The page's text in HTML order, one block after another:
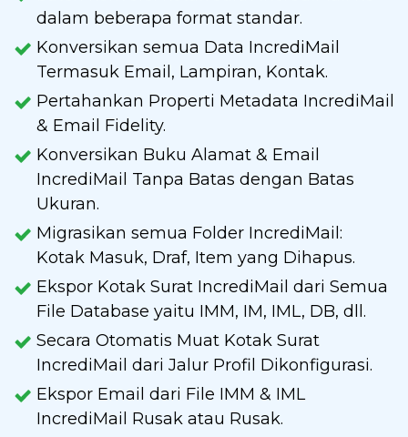
dalam beberapa format standar.
Konversikan semua Data IncrediMail
Termasuk Email, Lampiran, Kontak.
Pertahankan Properti Metadata IncrediMail
& Email Fidelity.
Konversikan Buku Alamat & Email
IncrediMail Tanpa Batas dengan Batas
Ukuran.
Migrasikan semua Folder IncrediMail:
Kotak Masuk, Draf, Item yang Dihapus.
Ekspor Kotak Surat IncrediMail dari Semua
File Database yaitu IMM, IM, IML, DB, dll.
Secara Otomatis Muat Kotak Surat
IncrediMail dari Jalur Profil Dikonfigurasi.
Ekspor Email dari File IMM & IML
IncrediMail Rusak atau Rusak.